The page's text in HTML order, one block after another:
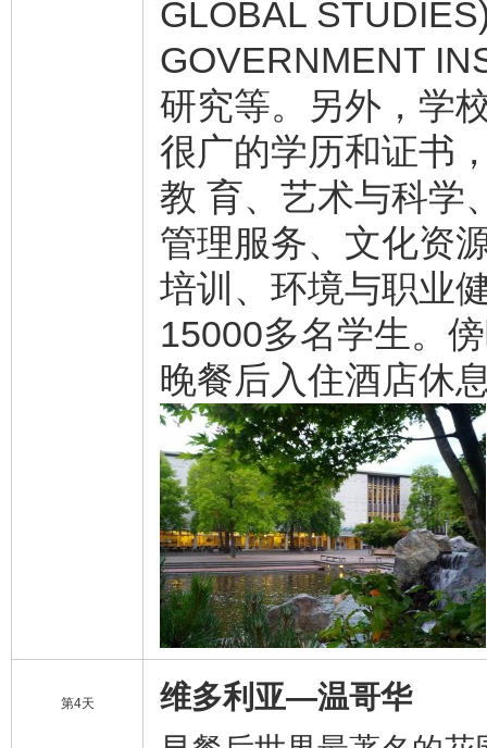
GLOBAL
GOVERNMENT
研究等。另外，学
很广的学历和证书
教 育、艺术与科学
管理服务、文化资
培训、环境与职业
15000多名学生。
晚餐后入住酒店休
第4天
维多利亚—温哥华